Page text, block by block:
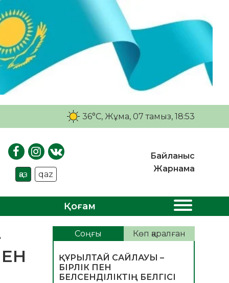
36°C, Жұма, 07 тамыз, 18:53
қаз qaz
Байланыс
Жарнама
Қоғам
Соңғы Көп қаралған
ҚҰРЫЛТАЙ САЙЛАУЫ –
БІРЛІК ПЕН
БЕЛСЕНДІЛІКТІҢ БЕЛГІСІ